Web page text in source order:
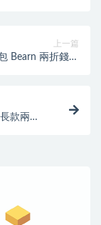
上一篇
Bearn 兩折錢包
款兩折